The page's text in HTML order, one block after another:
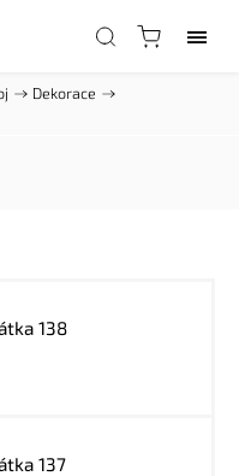
/ Dekorace /
138
137